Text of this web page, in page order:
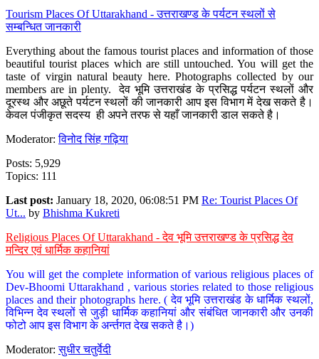
Tourism Places Of Uttarakhand - उत्तराखण्ड के पर्यटन स्थलों से
सम्बन्धित जानकारी
Everything about the famous tourist places and information of those
beautiful tourist places which are still untouched. You will get the
taste of virgin natural beauty here. Photographs collected by our
members are in plenty. देव भूमि उत्तराखंड के प्रसिद्ध पर्यटन स्थलों और
दूरस्थ और अछूते पर्यटन स्थलों की जानकारी आप इस विभाग में देख सकते है।
केवल पंजीकृत सदस्य ही अपने तरफ से यहाँ जानकारी डाल सकते है।
Moderator:विनोद सिंह गढ़िया
Posts: 5,929
Topics: 111
Last post: January 18, 2020, 06:08:51 PM Re: Tourist Places Of
Ut... by Bhishma Kukreti
Religious Places Of Uttarakhand - देव भूमि उत्तराखण्ड के प्रसिद्ध देव
मन्दिर एवं धार्मिक कहानियां
You will get the complete information of various religious places of
Dev-Bhoomi Uttarakhand , various stories related to those religious
places and their photographs here. ( देव भूमि उत्तराखंड के धार्मिक स्थलों,
विभिन्न देव स्थलों से जुड़ी धार्मिक कहानियां और संबंधित जानकारी और उनकी
फोटो आप इस विभाग के अर्न्तगत देख सकते है।)
Moderator:सुधीर चतुर्वेदी